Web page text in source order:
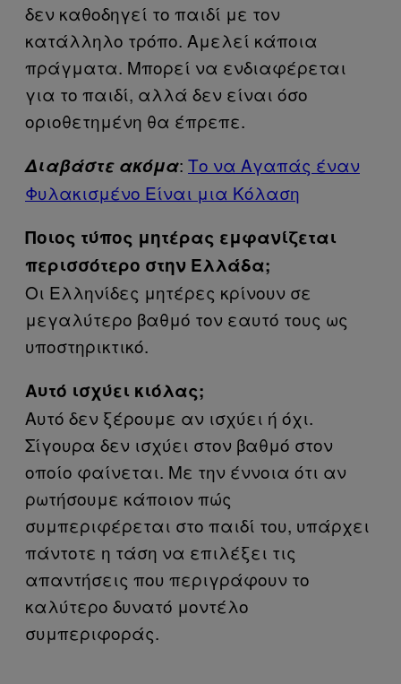
δεν καθοδηγεί το παιδί με τον
κατάλληλο τρόπο. Αμελεί κάποια
πράγματα. Μπορεί να ενδιαφέρεται
για το παιδί, αλλά δεν είναι όσο
οριοθετημένη θα έπρεπε.
Διαβάστε ακόμα: Το να Αγαπάς έναν
Φυλακισμένο Είναι μια Κόλαση
Ποιος τύπος μητέρας εμφανίζεται
περισσότερο στην Ελλάδα;
Οι Ελληνίδες μητέρες κρίνουν σε
μεγαλύτερο βαθμό τον εαυτό τους ως
υποστηρικτικό.
Αυτό ισχύει κιόλας;
Αυτό δεν ξέρουμε αν ισχύει ή όχι.
Σίγουρα δεν ισχύει στον βαθμό στον
οποίο φαίνεται. Με την έννοια ότι αν
ρωτήσουμε κάποιον πώς
συμπεριφέρεται στο παιδί του, υπάρχει
πάντοτε η τάση να επιλέξει τις
απαντήσεις που περιγράφουν το
καλύτερο δυνατό μοντέλο
συμπεριφοράς.